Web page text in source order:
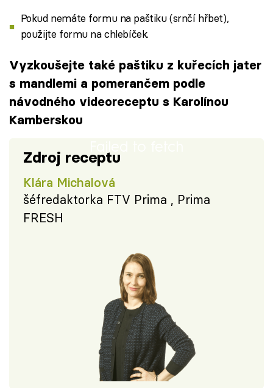
Pokud nemáte formu na paštiku (srnčí hřbet),
použijte formu na chlebíček.
Vyzkoušejte také paštiku z kuřecích jater
s mandlemi a pomerančem podle
návodného videoreceptu s Karolínou
Kamberskou
Zdroj receptu
Klára Michalová
šéfredaktorka FTV Prima , Prima
FRESH